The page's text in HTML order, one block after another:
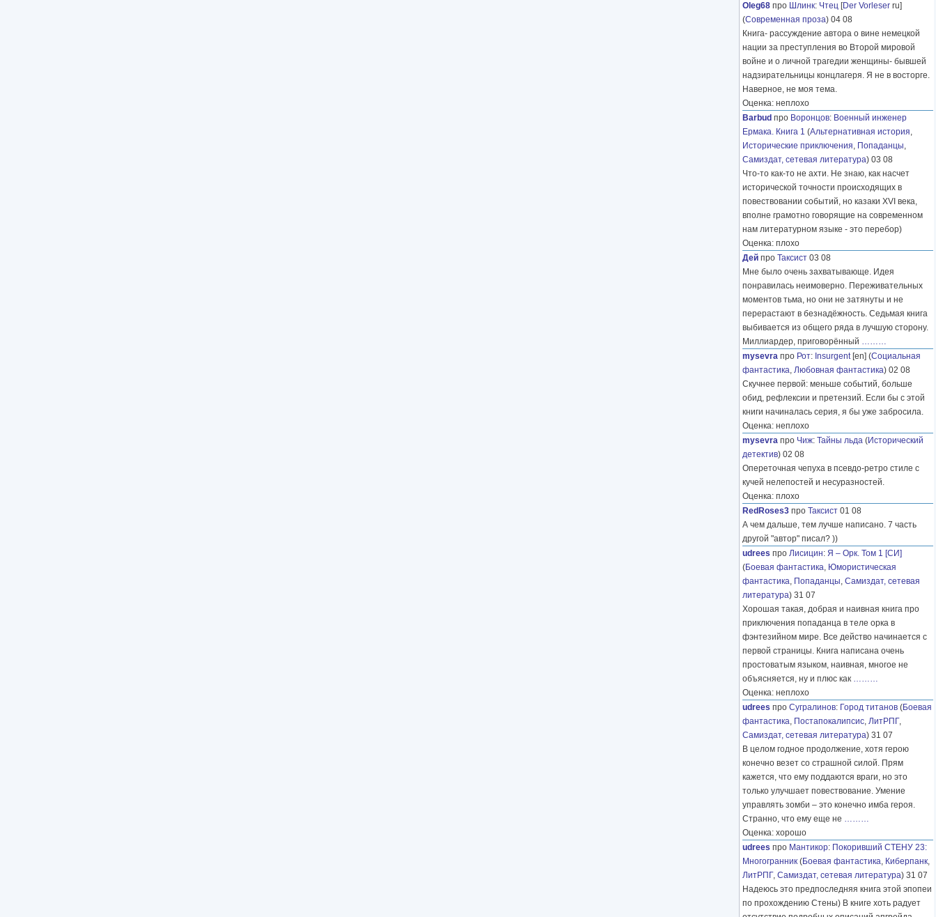
Oleg68 про Шлинк: Чтец [Der Vorleser ru]
(Современная проза) 04 08
Книга- рассуждение автора о вине немецкой
нации за преступления во Второй мировой
войне и о личной трагедии женщины- бывшей
надзирательницы концлагеря. Я не в восторге.
Наверное, не моя тема.
Оценка: неплохо
Barbud про Воронцов: Военный инженер
Ермака. Книга 1 (Альтернативная история,
Исторические приключения, Попаданцы,
Самиздат, сетевая литература) 03 08
Что-то как-то не ахти. Не знаю, как насчет
исторической точности происходящих в
повествовании событий, но казаки XVI века,
вполне грамотно говорящие на современном
нам литературном языке - это перебор)
Оценка: плохо
Дей про Таксист 03 08
Мне было очень захватывающе. Идея
понравилась неимоверно. Переживательных
моментов тьма, но они не затянуты и не
перерастают в безнадёжность. Седьмая книга
выбивается из общего ряда в лучшую сторону.
Миллиардер, приговорённый ………
mysevra про Рот: Insurgent[en] (Социальная
фантастика, Любовная фантастика) 02 08
Скучнее первой: меньше событий, больше
обид, рефлексии и претензий. Если бы с этой
книги начиналась серия, я бы уже забросила.
Оценка: неплохо
mysevra про Чиж: Тайны льда (Исторический
детектив) 02 08
Опереточная чепуха в псевдо-ретро стиле с
кучей нелепостей и несуразностей.
Оценка: плохо
RedRoses3 про Таксист 01 08
А чем дальше, тем лучше написано. 7 часть
другой "автор" писал? ))
udrees про Лисицин: Я – Орк. Том 1 [СИ]
(Боевая фантастика, Юмористическая
фантастика, Попаданцы, Самиздат, сетевая
литература) 31 07
Хорошая такая, добрая и наивная книга про
приключения попаданца в теле орка в
фэнтезийном мире. Все действо начинается с
первой страницы. Книга написана очень
простоватым языком, наивная, многое не
объясняется, ну и плюс как ………
Оценка: неплохо
udrees про Сугралинов: Город титанов (Боевая
фантастика, Постапокалипсис, ЛитРПГ,
Самиздат, сетевая литература) 31 07
В целом годное продолжение, хотя герою
конечно везет со страшной силой. Прям
кажется, что ему поддаются враги, но это
только улучшает повествование. Умение
управлять зомби – это конечно имба героя.
Странно, что ему еще не ………
Оценка: хорошо
udrees про Мантикор: Покоривший СТЕНУ 23:
Многогранник (Боевая фантастика, Киберпанк,
ЛитРПГ, Самиздат, сетевая литература) 31 07
Надеюсь это предпоследняя книга этой эпопеи
по прохождению Стены) В книге хоть радует